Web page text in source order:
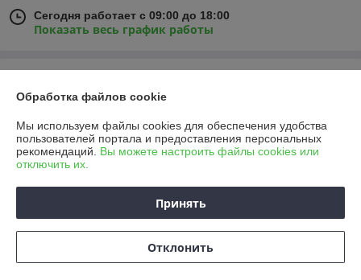
Сегодня работает с 09:00 до 18:00
Показать весь график работы
07.03.2026
Покупатель
Сделка подтверждена через корзину
Обработка файлов cookie
Мы используем файлы cookies для обеспечения удобства
пользователей портала и предоставления персональных
рекомендаций. Вы можете настроить файлы cookies или
отключить их.
Принять
Отклонить